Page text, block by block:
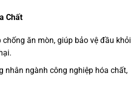
Chất
ăn mòn, giúp bảo vệ đầu khỏi
nhân ngành công nghiệp hóa chất,